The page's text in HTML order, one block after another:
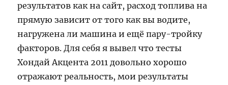
результатов как на сайт, расход топлива на
прямую зависит от того как вы водите,
нагружена ли машина и ещё пару-тройку
факторов. Для себя я вывел что тесты
Хондай Акцента 2011 довольно хорошо
отражают реальность, мои результаты